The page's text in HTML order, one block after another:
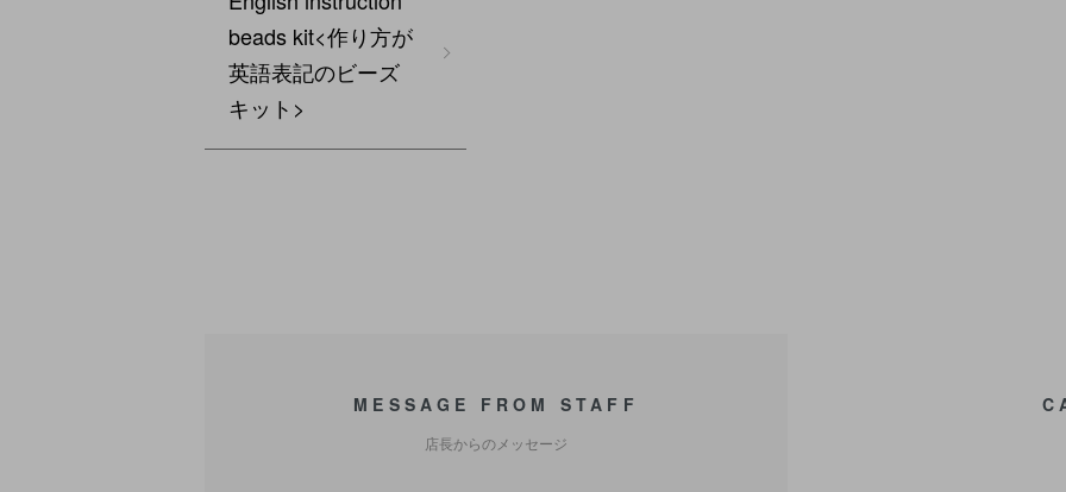
beads kit<作り方が
英語表記のビーズ
キット>
MESSAGE FROM STAFF
店長からのメッセージ